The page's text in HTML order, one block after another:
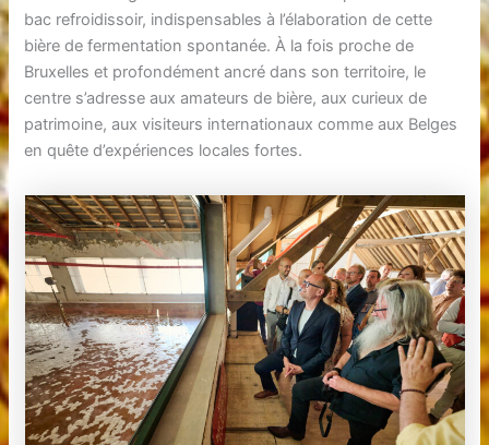
bac refroidissoir, indispensables à l’élaboration de cette
bière de fermentation spontanée. À la fois proche de
Bruxelles et profondément ancré dans son territoire, le
centre s’adresse aux amateurs de bière, aux curieux de
patrimoine, aux visiteurs internationaux comme aux Belges
en quête d’expériences locales fortes.